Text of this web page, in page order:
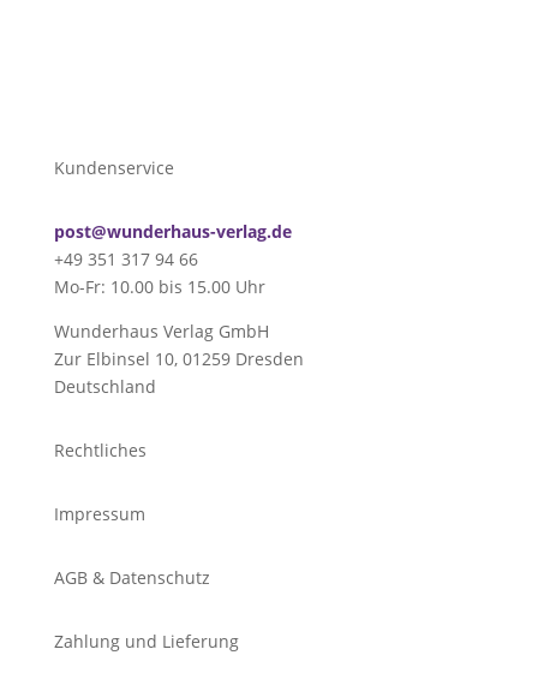
Kundenservice
post@wunderhaus-verlag.de
+49 351 317 94 66
Mo-Fr: 10.00 bis 15.00 Uhr
Wunderhaus Verlag GmbH
Zur Elbinsel 10, 01259 Dresden
Deutschland
Rechtliches
Impressum
AGB & Datenschutz
Zahlung und Lieferung